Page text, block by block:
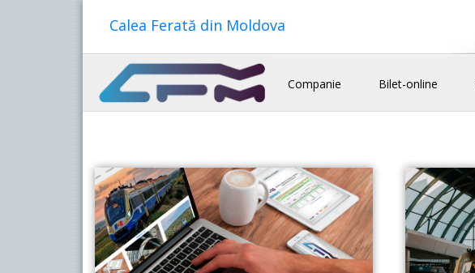
Calea Ferată din Moldova
Companie Bilet-online